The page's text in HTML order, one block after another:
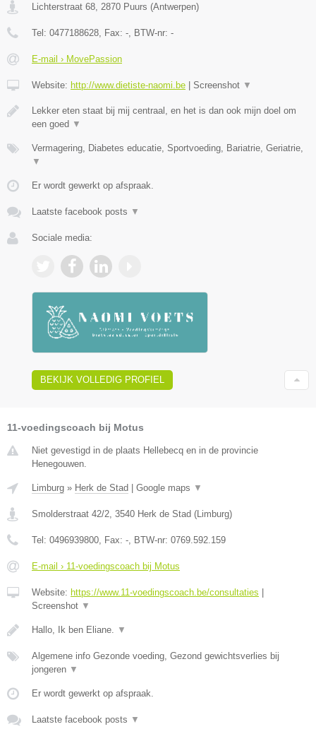
Lichterstraat 68 2870 Puurs (Antwerpen)
Tel: 0477188628 , Fax: - , BTW-nr: -
E-mail › MovePassion
Website: http://www.dietiste-naomi.be Screenshot ▼
Lekker eten staat bij mij centraal, en het is dan ook mijn doel om
een goed ▼
Vermagering, Diabetes educatie, Sportvoeding, Bariatrie, Geriatrie,
▼
Er wordt gewerkt op afspraak.
Laatste facebook posts ▼
Sociale media:
BEKIJK VOLLEDIG PROFIEL
11-voedingscoach bij Motus
Niet gevestigd in de plaats Hellebecq en in de provincie
Henegouwen.
Limburg » Herk de Stad Google maps ▼
Smolderstraat 42/2, 3540 Herk de Stad (Limburg)
Tel: 0496939800, Fax: -, BTW-nr: 0769.592.159
E-mail › 11-voedingscoach bij Motus
Website: https://www.11-voedingscoach.be/consultaties
Screenshot ▼
Hallo, Ik ben Eliane. ▼
Algemene info Gezonde voeding, Gezond gewichtsverlies bij
jongeren ▼
Er wordt gewerkt op afspraak.
Laatste facebook posts ▼